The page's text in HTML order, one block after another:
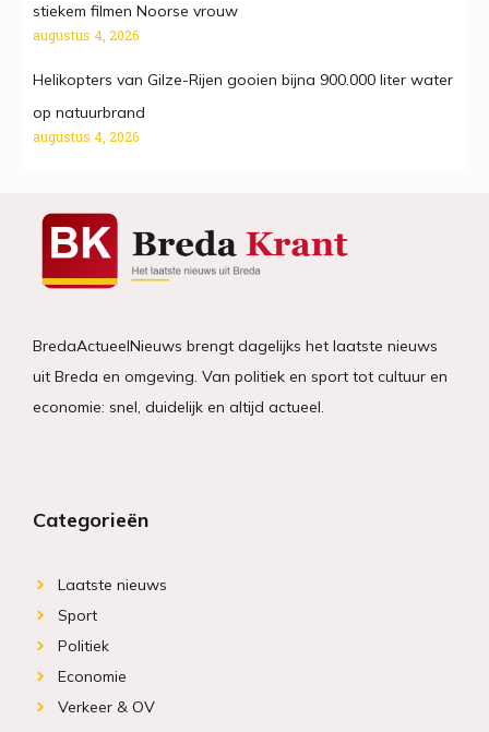
stiekem filmen Noorse vrouw
augustus 4, 2026
Helikopters van Gilze-Rijen gooien bijna 900.000 liter water
op natuurbrand
augustus 4, 2026
BredaActueelNieuws brengt dagelijks het laatste nieuws
uit Breda en omgeving. Van politiek en sport tot cultuur en
economie: snel, duidelijk en altijd actueel.
Categorieën
Laatste nieuws
Sport
Politiek
Economie
Verkeer & OV